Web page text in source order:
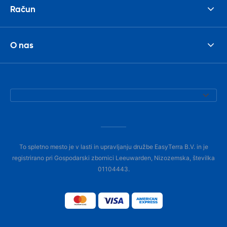
Račun
O nas
To spletno mesto je v lasti in upravljanju družbe EasyTerra B.V. in je
registrirano pri Gospodarski zbornici Leeuwarden, Nizozemska, številka
01104443.